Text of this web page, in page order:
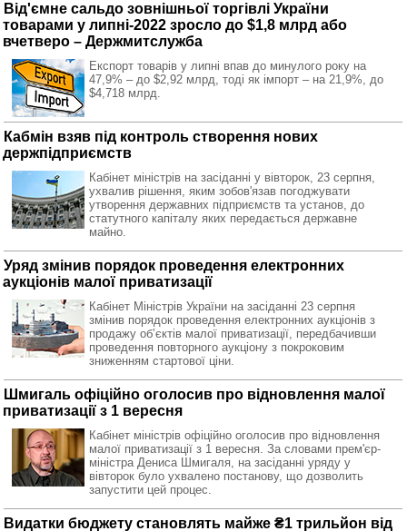
Від'ємне сальдо зовнішньої торгівлі України
товарами у липні-2022 зросло до $1,8 млрд або
вчетверо – Держмитслужба
Експорт товарів у липні впав до минулого року на
47,9% – до $2,92 млрд, тоді як імпорт – на 21,9%, до
$4,718 млрд.
Кабмін взяв під контроль створення нових
держпідприємств
Кабінет міністрів на засіданні у вівторок, 23 серпня,
ухвалив рішення, яким зобов'язав погоджувати
утворення державних підприємств та установ, до
статутного капіталу яких передається державне
майно.
Уряд змінив порядок проведення електронних
аукціонів малої приватизації
Кабінет Міністрів України на засіданні 23 серпня
змінив порядок проведення електронних аукціонів з
продажу обʼєктів малої приватизації, передбачивши
проведення повторного аукціону з покроковим
зниженням стартової ціни.
Шмигаль офіційно оголосив про відновлення малої
приватизації з 1 вересня
Кабінет міністрів офіційно оголосив про відновлення
малої приватизації з 1 вересня. За словами прем'єр-
міністра Дениса Шмигаля, на засіданні уряду у
вівторок було ухвалено постанову, що дозволить
запустити цей процес.
Видатки бюджету становлять майже ₴1 трильйон від